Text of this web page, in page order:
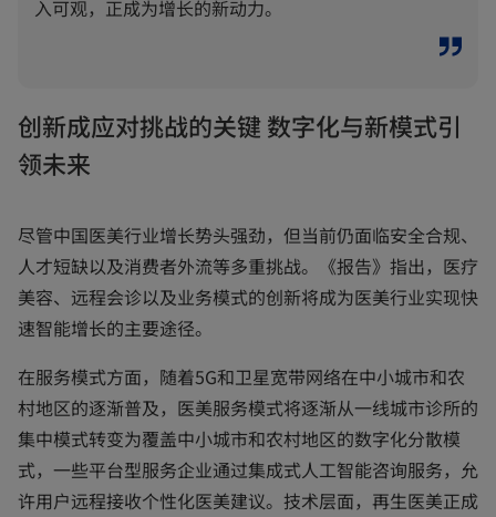
入可观，正成为增长的新动力。
创新成应对挑战的关键 数字化与新模式引
领未来
尽管中国医美行业增长势头强劲，但当前仍面临安全合规、
人才短缺以及消费者外流等多重挑战。《报告》指出，医疗
美容、远程会诊以及业务模式的创新将成为医美行业实现快
速智能增长的主要途径。
在服务模式方面，随着5G和卫星宽带网络在中小城市和农
村地区的逐渐普及，医美服务模式将逐渐从一线城市诊所的
集中模式转变为覆盖中小城市和农村地区的数字化分散模
式，一些平台型服务企业通过集成式人工智能咨询服务，允
许用户远程接收个性化医美建议。技术层面，再生医美正成